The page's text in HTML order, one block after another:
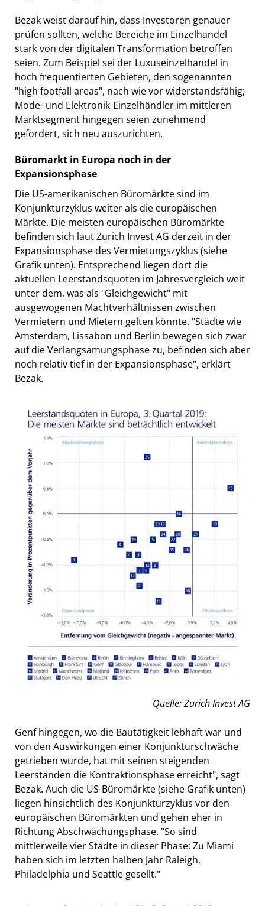
Bezak weist darauf hin, dass Investoren genauer
prüfen sollten, welche Bereiche im Einzelhandel
stark von der digitalen Transformation betroffen
seien. Zum Beispiel sei der Luxuseinzelhandel in
hoch frequentierten Gebieten, den sogenannten
"high footfall areas", nach wie vor widerstandsfähig;
Mode- und Elektronik-Einzelhändler im mittleren
Marktsegment hingegen seien zunehmend
gefordert, sich neu auszurichten.
Büromarkt in Europa noch in der
Expansionsphase
Die US-amerikanischen Büromärkte sind im
Konjunkturzyklus weiter als die europäischen
Märkte. Die meisten europäischen Büromärkte
befinden sich laut Zurich Invest AG derzeit in der
Expansionsphase des Vermietungszyklus (siehe
Grafik unten). Entsprechend liegen dort die
aktuellen Leerstandsquoten im Jahresvergleich weit
unter dem, was als "Gleichgewicht" mit
ausgewogenen Machtverhältnissen zwischen
Vermietern und Mietern gelten könnte. "Städte wie
Amsterdam, Lissabon und Berlin bewegen sich zwar
auf die Verlangsamungsphase zu, befinden sich aber
noch relativ tief in der Expansionsphase", erklärt
Bezak.
Quelle: Zurich Invest AG
Genf hingegen, wo die Bautätigkeit lebhaft war und
von den Auswirkungen einer Konjunkturschwäche
getrieben wurde, hat mit seinen steigenden
Leerständen die Kontraktionsphase erreicht", sagt
Bezak. Auch die US-Büromärkte (siehe Grafik unten)
liegen hinsichtlich des Konjunkturzyklus vor den
europäischen Büromärkten und gehen eher in
Richtung Abschwächungsphase. "So sind
mittlerweile vier Städte in dieser Phase: Zu Miami
haben sich im letzten halben Jahr Raleigh,
Philadelphia und Seattle gesellt."